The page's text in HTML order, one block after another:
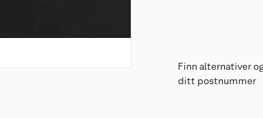
Finn alternativer
ditt postnummer